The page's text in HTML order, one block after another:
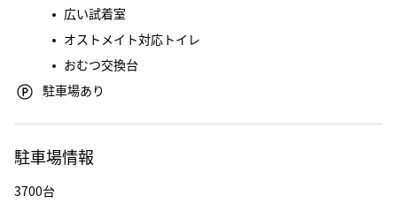
広い試着室
オストメイト対応トイレ
おむつ交換台
駐車場あり
駐車場情報
3700台